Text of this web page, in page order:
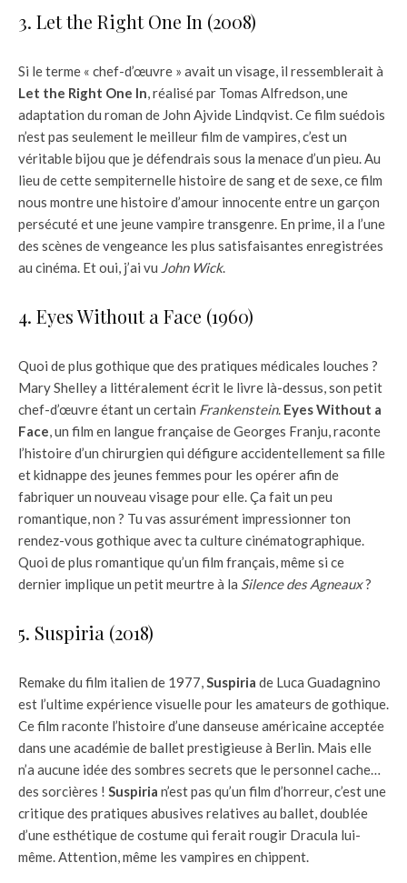
3. Let the Right One In (2008)
Si le terme « chef-d’œuvre » avait un visage, il ressemblerait à
Let the Right One In, réalisé par Tomas Alfredson, une
adaptation du roman de John Ajvide Lindqvist. Ce film suédois
n’est pas seulement le meilleur film de vampires, c’est un
véritable bijou que je défendrais sous la menace d’un pieu. Au
lieu de cette sempiternelle histoire de sang et de sexe, ce film
nous montre une histoire d’amour innocente entre un garçon
persécuté et une jeune vampire transgenre. En prime, il a l’une
des scènes de vengeance les plus satisfaisantes enregistrées
au cinéma. Et oui, j’ai vu John Wick.
4. Eyes Without a Face (1960)
Quoi de plus gothique que des pratiques médicales louches ?
Mary Shelley a littéralement écrit le livre là-dessus, son petit
chef-d’œuvre étant un certain Frankenstein. Eyes Without a
Face, un film en langue française de Georges Franju, raconte
l’histoire d’un chirurgien qui défigure accidentellement sa fille
et kidnappe des jeunes femmes pour les opérer afin de
fabriquer un nouveau visage pour elle. Ça fait un peu
romantique, non ? Tu vas assurément impressionner ton
rendez-vous gothique avec ta culture cinématographique.
Quoi de plus romantique qu’un film français, même si ce
dernier implique un petit meurtre à la Silence des Agneaux?
5. Suspiria (2018)
Remake du film italien de 1977,Suspiria de Luca Guadagnino
est l’ultime expérience visuelle pour les amateurs de gothique.
Ce film raconte l’histoire d’une danseuse américaine acceptée
dans une académie de ballet prestigieuse à Berlin. Mais elle
n’a aucune idée des sombres secrets que le personnel cache…
des sorcières ! Suspiria n’est pas qu’un film d’horreur, c’est une
critique des pratiques abusives relatives au ballet, doublée
d’une esthétique de costume qui ferait rougir Dracula lui-
même. Attention, même les vampires en chippent.